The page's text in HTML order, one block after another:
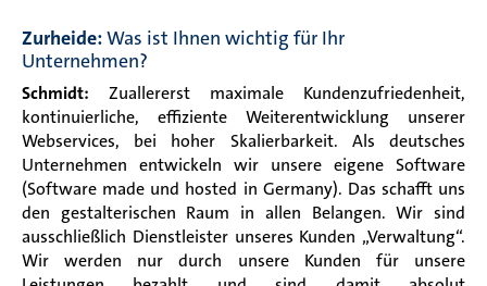
Zurheide:Was ist Ihnen wichtig für Ihr
Unternehmen?
Schmidt: Zuallererst maximale Kundenzufriedenheit,
kontinuierliche, effiziente Weiterentwicklung unserer
Webservices, bei hoher Skalierbarkeit. Als deutsches
Unternehmen entwickeln wir unsere eigene Software
(Software made und hosted in Germany). Das schafft uns
den gestalterischen Raum in allen Belangen. Wir sind
ausschließlich Dienstleister unseres Kunden „Verwaltung“.
Wir werden nur durch unsere Kunden für unsere